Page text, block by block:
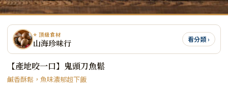
⭐ 頂級食材
山海珍味行 看分類 ›
【產地咬一口】鬼頭刀魚鬆
鹹香酥鬆，魚味濃郁超下飯